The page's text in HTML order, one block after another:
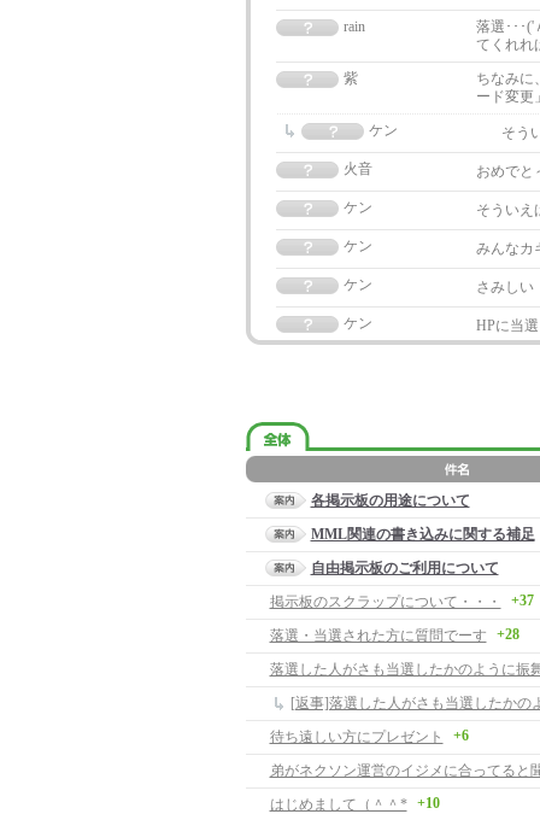
rain
落選･･･('
てくれれ
紫
ちなみに
ード変更
ケン
そう
火音 おめでと
ケン そういえ
ケン みんなカ
ケン さみしい
ケン HPに当
各掲示板の用途について
MML関連の書き込みに関する補足
自由掲示板のご利用について
掲示板のスクラップについて・・・
+37
落選・当選された方に質問でーす +28
落選した人がさも当選したかのように振
[返事]落選した人がさも当選したかの
待ち遠しい方にプレゼント
+6
はじめまして（＾＾* +10